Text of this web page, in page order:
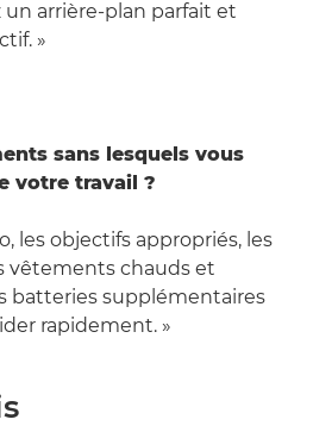
arrière-plan parfait et
»
sans lesquels vous
votre travail ?
les objectifs appropriés, les
vêtements chauds et
batteries supplémentaires
rapidement. »